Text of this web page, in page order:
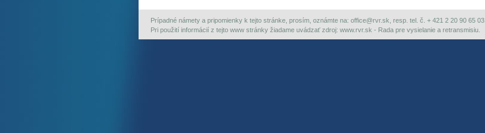
Prípadné námety a pripomienky k tejto stránke, prosím, oznámte na: office@rvr.sk, resp. tel. č. + 421 2 20 90 65 03.
Pri použití informácií z tejto www stránky žiadame uvádzať zdroj: www.rvr.sk - Rada pre vysielanie a retransmisiu.